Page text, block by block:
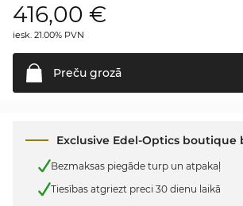
416,00 €
iesk. 21.00% PVN
Preču grozā
Exclusive Edel-Optics boutique
Bezmaksas piegāde turp un atpakaļ
Tiesības atgriezt preci 30 dienu laikā